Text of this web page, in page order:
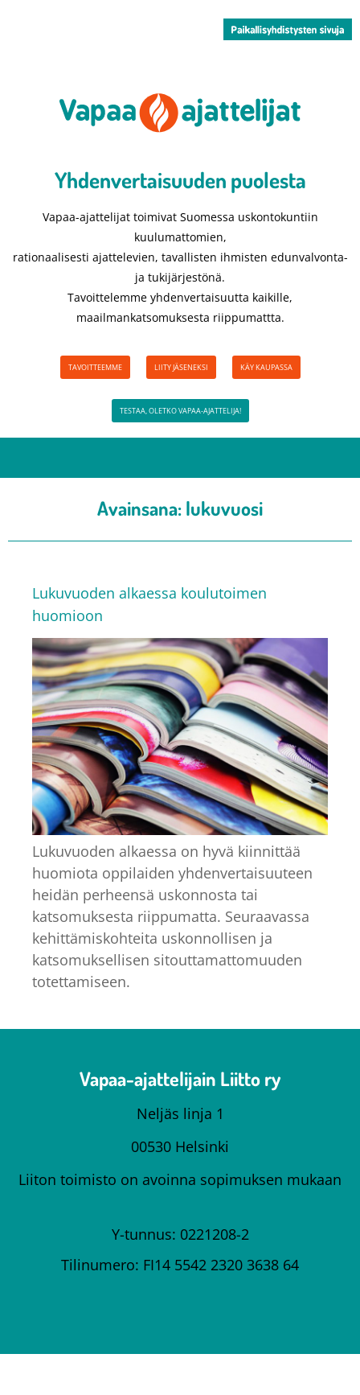
Yhdenvertaisuuden puolesta​
Vapaa-ajattelijat toimivat Suomessa uskontokuntiin
kuulumattomien,
rationaalisesti ajattelevien, tavallisten ihmisten edunvalvonta-
ja tukijärjestönä.
Tavoittelemme yhdenvertaisuutta kaikille,
maailmankatsomuksesta riippumattta.
TAVOITTEEMME LIITY JÄSENEKSI KÄY KAUPASSA
TESTAA, OLETKO VAPAA-AJATTELIJA!
Avainsana:lukuvuosi
Lukuvuoden alkaessa koulutoimen
huomioon
Lukuvuoden alkaessa on hyvä kiinnittää
huomiota oppilaiden yhdenvertaisuuteen
heidän perheensä uskonnosta tai
katsomuksesta riippumatta. Seuraavassa
kehittämiskohteita uskonnollisen ja
katsomuksellisen sitouttamattomuuden
totettamiseen.
Vapaa-ajattelijain Liitto ry
Neljäs linja 1
00530 Helsinki
Liiton toimisto on avoinna sopimuksen mukaan
Y-tunnus: 0221208-2
Tilinumero: FI14 5542 2320 3638 64